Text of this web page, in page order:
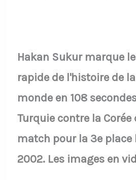
Hakan Sukur marque
rapide de l'histoire de
monde en 108
Turquie contre la
match pour la 3e place
2002. Les images en